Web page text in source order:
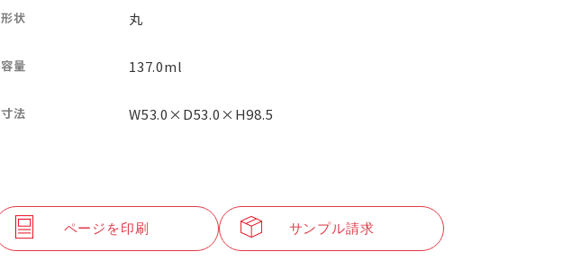
形状 丸
容量 137.0ml
寸法 W53.0×D53.0×H98.5
ページを印刷 サンプル請求